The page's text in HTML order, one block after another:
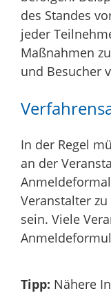
des Standes
jeder
Maßnahmen
und Besucher
In der Regel
an der
Veranstalter
sein. Viele
Tipp: Nähere